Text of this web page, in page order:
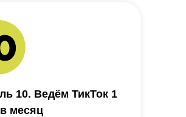
10. Ведём ТикТок 1
месяц